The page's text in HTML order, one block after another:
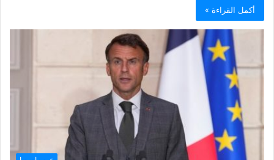
أكمل القراءة »